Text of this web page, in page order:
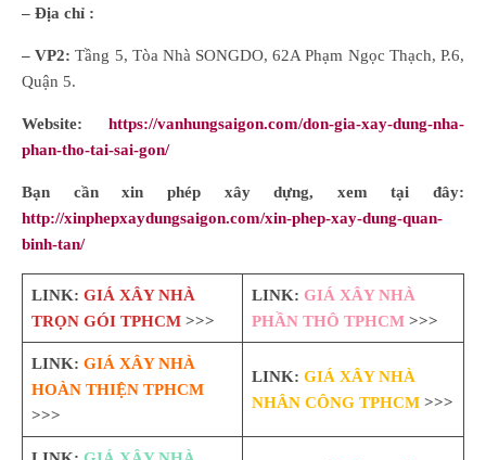
– Địa chỉ :
– VP2: Tầng 5, Tòa Nhà SONGDO, 62A Phạm Ngọc Thạch, P.6,
Quận 5.
Website: https://vanhungsaigon.com/don-gia-xay-dung-nha-
phan-tho-tai-sai-gon/
Bạn cần xin phép xây dựng, xem tại đây:
http://xinphepxaydungsaigon.com/xin-phep-xay-dung-quan-
binh-tan/
LINK: GIÁ XÂY NHÀ
TRỌN GÓI TPHCM>>>
LINK: GIÁ XÂY NHÀ
PHẦN THÔ TPHCM>>>
LINK: GIÁ XÂY NHÀ
HOÀN THIỆN TPHCM
>>>
LINK: GIÁ XÂY NHÀ
NHÂN CÔNG TPHCM>>>